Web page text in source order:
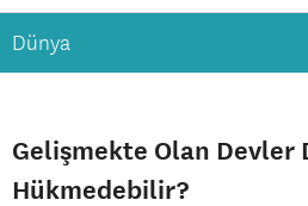
Dünya
Gelişmekte Olan Devler
Hükmedebilir?